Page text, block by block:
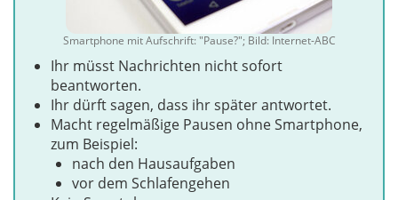
Smartphone mit Aufschrift: "Pause?"; Bild: Internet-ABC
Ihr müsst Nachrichten nicht sofort
beantworten.
Ihr dürft sagen, dass ihr später antwortet.
Macht regelmäßige Pausen ohne Smartphone,
zum Beispiel:
nach den Hausaufgaben
vor dem Schlafengehen